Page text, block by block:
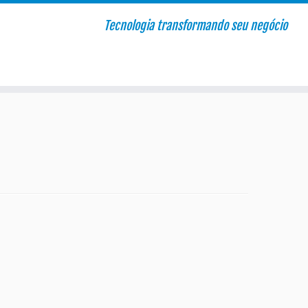
Tecnologia transformando seu negócio